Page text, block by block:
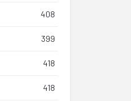
408
399
418
418